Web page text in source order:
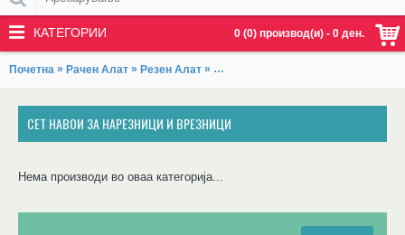
0 (0) производ(и) - 0 ден.
КАТЕГОРИИ
Почетна » Рачен Алат » Резен Алат » Сет Навои за Нарезници и
СЕТ НАВОИ ЗА НАРЕЗНИЦИ И ВРЕЗНИЦИ
Нема производи во оваа категорија...